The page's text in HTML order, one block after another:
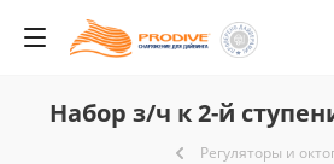
Набор з/ч к 2-й
Регуляторы и